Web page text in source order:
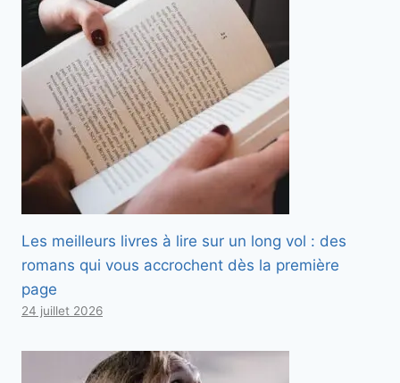
Les meilleurs livres à lire sur un long vol : des
romans qui vous accrochent dès la première
page
24 juillet 2026